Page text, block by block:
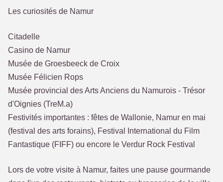
Les curiosités de Namur
Citadelle
Casino de Namur
Musée de Groesbeeck de Croix
Musée Félicien Rops
Musée provincial des Arts Anciens du Namurois - Trésor
d'Oignies (TreM.a)
Festivités importantes : fêtes de Wallonie, Namur en mai
(festival des arts forains), Festival International du Film
Fantastique (FIFF) ou encore le Verdur Rock Festival
Lors de votre visite à Namur, faites une pause gourmande